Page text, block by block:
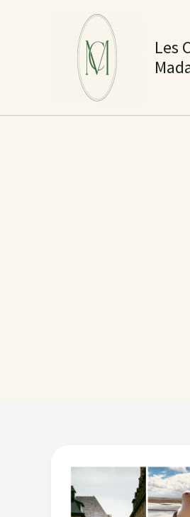
Les
Malo
à